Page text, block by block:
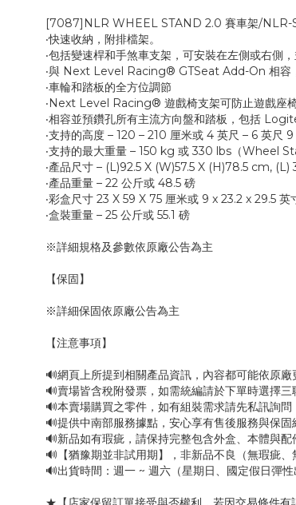
[7087]NLR WHEEL STAND 2.0 賽車架/NLR-
‧快速收納，附排檔架。
‧包括變速桿和手煞車支架，可安裝在左側或右側
‧與 Next Level Racing® GTSeat Add-On 相容
‧車輪和踏板的全方位調節
‧Next Level Racing® 遊戲椅支架可防止遊戲座
‧相容並預鑽孔所有主流方向盤和踏板，包括
‧支持的高度 – 120 – 210 厘米或 4 英尺 – 6 英尺
‧支持的最大重量 – 150 kg 或 330 lbs（Wheel
‧產品尺寸 – (L)92.5 X (W)57.5 X (H)78.5 cm,
‧產品重量 – 22 公斤或 48.5 磅
‧彩盒尺寸 23 X 59 X 75 厘米或 9 x 23.2 x 29.5 英
‧盒裝重量 – 25 公斤或 55.1 磅
※詳細規格及參數依原廠公告為主
【保固】
※詳細保固依原廠公告為主
【注意事項】
🔊網頁上所提到相關產品資訊，內容都可能依原
🔊賣場皆含稅附發票，如需統編請於下單時選擇
🔊本賣場購買之零件，如有組裝需求請先私訊詢
🔊提供中南部服務據點，安心享有售後服務與保固
🔊新品如有瑕疵，請保持完整包含外盒、本體與
🔊【猶豫期並非試用期】，非新品不良（無瑕疵
🔊出貨時間：週一 ~ 週六（星期日、國定假日彈性